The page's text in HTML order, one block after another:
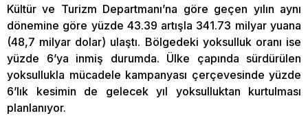
Kültür ve Turizm Departmanı’na göre geçen yılın aynı
dönemine göre yüzde 43.39 artışla 341.73 milyar yuana
(48,7 milyar dolar) ulaştı. Bölgedeki yoksulluk oranı ise
yüzde 6’ya inmiş durumda. Ülke çapında sürdürülen
yoksullukla mücadele kampanyası çerçevesinde yüzde
6’lık kesimin de gelecek yıl yoksulluktan kurtulması
planlanıyor.